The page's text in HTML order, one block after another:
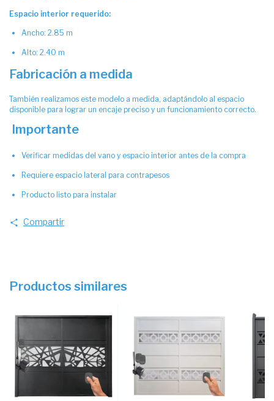
Espacio interior requerido:
Ancho: 2.85 m
Alto: 2.40 m
Fabricación a medida
También realizamos este modelo a medida, adaptándolo al espacio
disponible para lograr un encaje preciso y un funcionamiento correcto.
Importante
Verificar medidas del vano y espacio interior antes de la compra
Requiere espacio lateral para contrapesos
Producto listo para instalar
Compartir
Productos similares